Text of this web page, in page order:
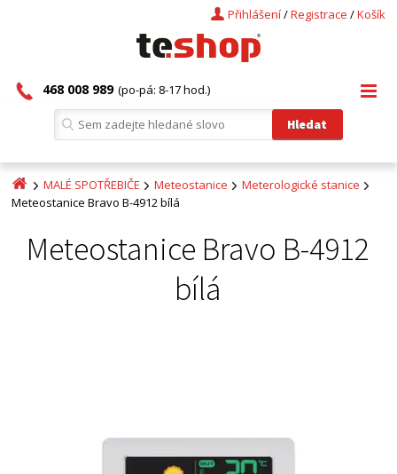
Košík
/
Registrace
/
Přihlášení
468 008 989 (po-pá: 8-17 hod.)
MALÉ SPOTŘEBIČE Meteostanice
Meterologické stanice
Meteostanice Bravo B-4912 bílá
Meteostanice Bravo B-4912
bílá